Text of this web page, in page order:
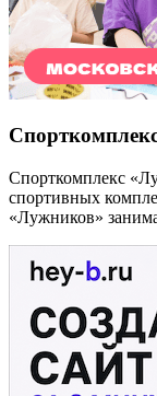
Спорткомплекс
спортивных
«Лужников»